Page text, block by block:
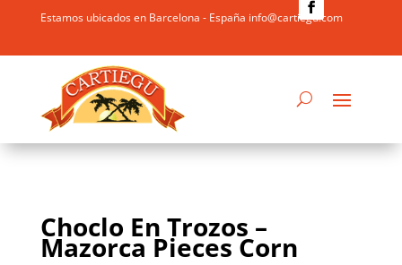
Estamos ubicados en Barcelona - España info@cartiegu.com
Choclo En Trozos –
Mazorca Pieces Corn